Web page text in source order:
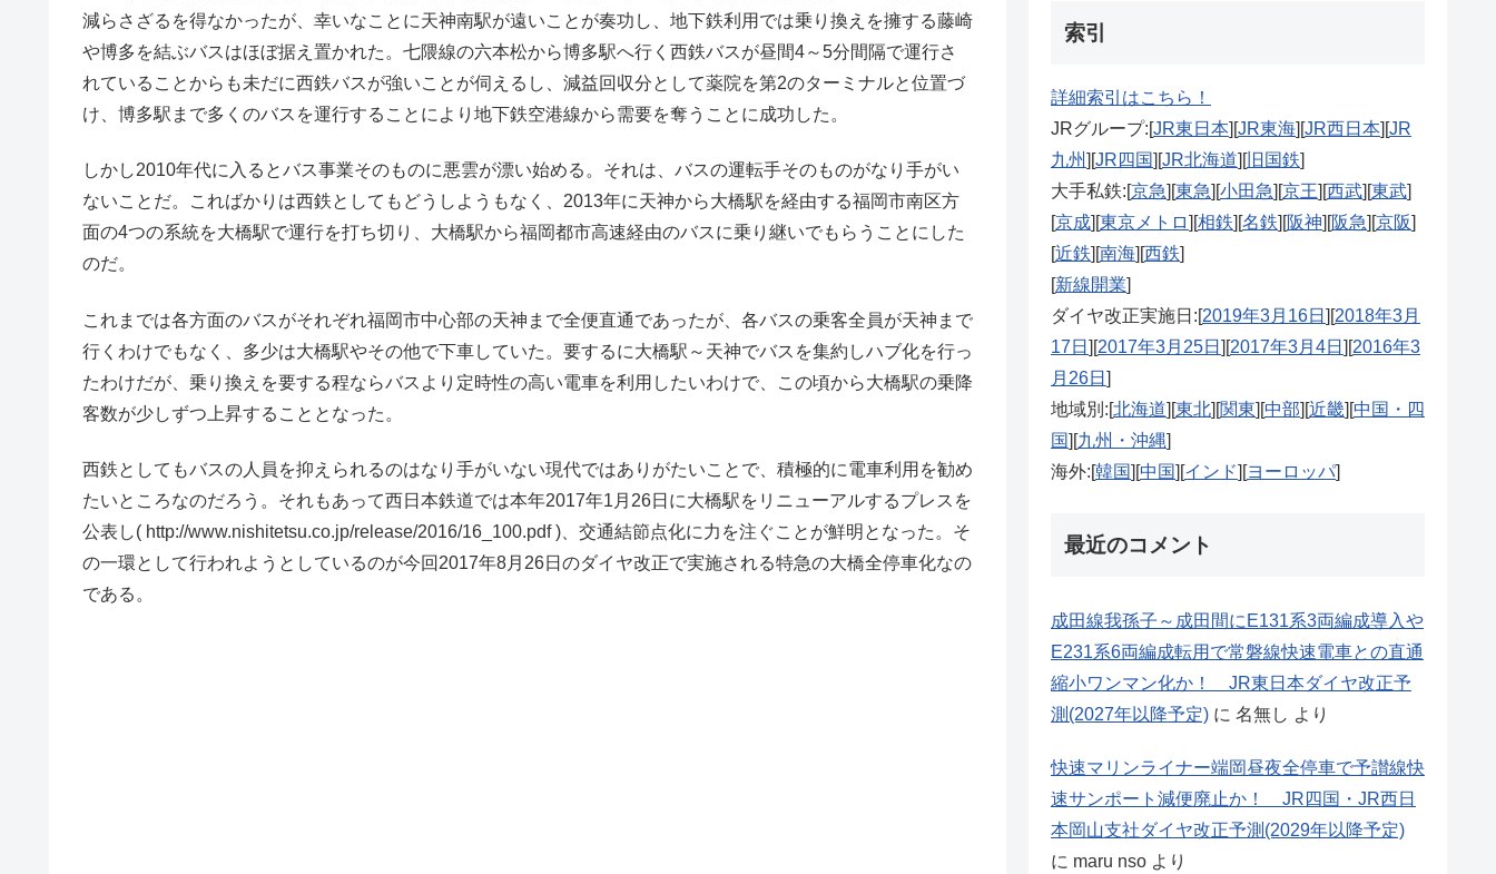
減らさざるを得なかったが、幸いなことに天神南駅が遠いことが奏功し、地下鉄利用では乗り換えを擁する藤崎
や博多を結ぶバスはほぼ据え置かれた。七隈線の六本松から博多駅へ行く西鉄バスが昼間4～5分間隔で運行さ
れていることからも未だに西鉄バスが強いことが伺えるし、減益回収分として薬院を第2のターミナルと位置づ
け、博多駅まで多くのバスを運行することにより地下鉄空港線から需要を奪うことに成功した。
しかし2010年代に入るとバス事業そのものに悪雲が漂い始める。それは、バスの運転手そのものがなり手がい
ないことだ。こればかりは西鉄としてもどうしようもなく、2013年に天神から大橋駅を経由する福岡市南区方
面の4つの系統を大橋駅で運行を打ち切り、大橋駅から福岡都市高速経由のバスに乗り継いでもらうことにした
のだ。
これまでは各方面のバスがそれぞれ福岡市中心部の天神まで全便直通であったが、各バスの乗客全員が天神まで
行くわけでもなく、多少は大橋駅やその他で下車していた。要するに大橋駅～天神でバスを集約しハブ化を行っ
たわけだが、乗り換えを要する程ならバスより定時性の高い電車を利用したいわけで、この頃から大橋駅の乗降
客数が少しずつ上昇することとなった。
西鉄としてもバスの人員を抑えられるのはなり手がいない現代ではありがたいことで、積極的に電車利用を勧め
たいところなのだろう。それもあって西日本鉄道では本年2017年1月26日に大橋駅をリニューアルするプレスを
公表し( http://www.nishitetsu.co.jp/release/2016/16_100.pdf )、交通結節点化に力を注ぐことが鮮明となった。そ
の一環として行われようとしているのが今回2017年8月26日のダイヤ改正で実施される特急の大橋全停車化なの
である。
索引
詳細索引はこちら！
JRグループ:[ JR東日本 JR東海 JR西日本 JR
九州
JR四国 JR北海道 旧国鉄
大手私鉄:[ 京急 東急 小田急 京王 西武 東武
京成 東京メトロ 相鉄 名鉄 阪神 阪急 京阪
近鉄 南海 西鉄
新線開業
ダイヤ改正実施日:[ 2019年3月16日
2018年3月
17日
2017年3月25日 2017年3月4日
2016年3
月26日
地域別:[ 北海道 東北 関東 中部 近畿 中国・四
国
九州・沖縄
海外:[ 韓国 中国 インド ヨーロッパ]
最近のコメント
成田線我孫子～成田間にE131系3両編成導入や
E231系6両編成転用で常磐線快速電車との直通
縮小ワンマン化か！ JR東日本ダイヤ改正予
測(2027年以降予定) に 名無し より
快速マリンライナー端岡昼夜全停車で予讃線快
速サンポート減便廃止か！ JR四国・JR西日
本岡山支社ダイヤ改正予測(2029年以降予定)
に maru nso より